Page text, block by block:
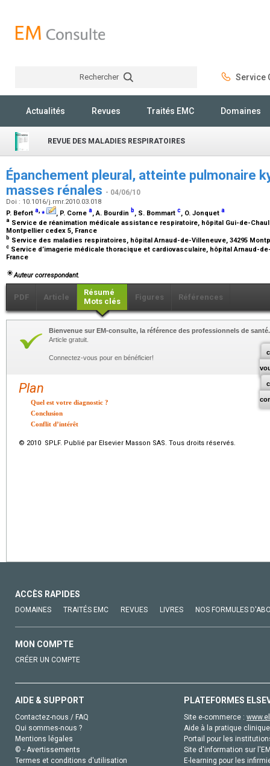
Rechercher Service
Actualités Revues Traités EMC Domaines
REVUE DES MALADIES RESPIRATOIRES
Épanchement pleural, atteinte pulmonaire
masses rénales - 04/06/10
Doi : 10.1016/j.rmr.2010.03.018
P. Befort a,⁎ , P. Corne a, A. Bourdin b, S. Bommart c, O. Jonquet a
a Service de réanimation médicale assistance respiratoire, hôpital Gui-de-
Montpellier cedex 5, France
b Service des maladies respiratoires, hôpital Arnaud-de-Villeneuve, 34295
c Service d’imagerie médicale thoracique et cardiovasculaire, hôpital Arnaud-
France
Auteur correspondant.
PDF Article
Résumé
Mots clés
Figures Références
Bienvenue sur EM-consulte, la référence des professionnels de santé.
Article gratuit.
Connectez-vous pour en bénéficier!
Plan
Quel est votre diagnostic ?
Conclusion
Conflit d’intérêt
© 2010 SPLF. Publié par Elsevier Masson SAS. Tous droits réservés.
ACCÈS RAPIDES
DOMAINES TRAITÉS EMC REVUES LIVRES NOS FORMULES
MON COMPTE
CRÉER UN COMPTE
AIDE & SUPPORT
Contactez-nous / FAQ
Qui sommes-nous ?
Mentions légales
© - Avertissements
Termes et conditions d'utilisation
PLATEFORMES
Site e-commerce :
Aide à la pratique
Portail pour les
Site d'information sur
E-learning pour les